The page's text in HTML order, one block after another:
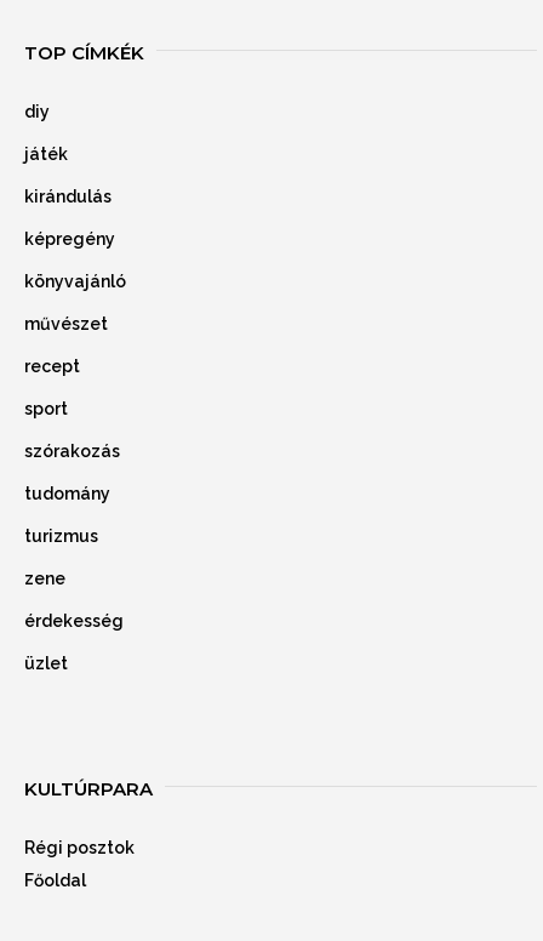
TOP CÍMKÉK
diy
játék
kirándulás
képregény
könyvajánló
művészet
recept
sport
szórakozás
tudomány
turizmus
zene
érdekesség
üzlet
KULTÚRPARA
Régi posztok
Főoldal